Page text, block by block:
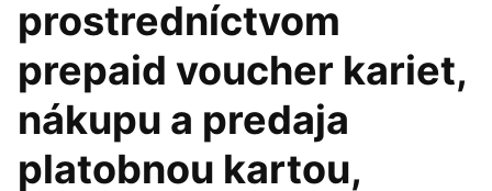
prostredníctvom
prepaid voucher kariet,
nákupu a predaja
platobnou kartou,